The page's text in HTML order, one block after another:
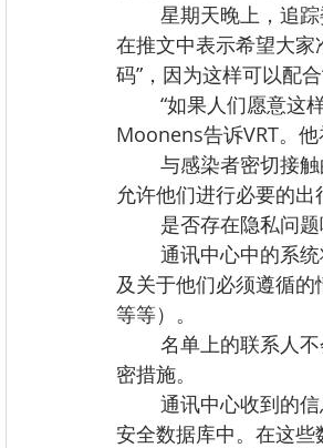
星期天晚上，追
在推文中表示希望大家
码”，因为这样可以配合
“如果人们愿意这
Moonens告诉VRT。
与感染者密切接
允许他们进行必要的出
是否存在隐私问题
通讯中心中的系
及关于他们必须遵循
等等）。
名单上的联系人
密措施。
通讯中心收到的
安全数据库中。在这